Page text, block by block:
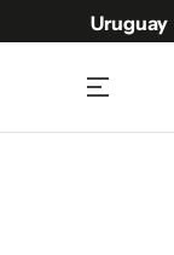
Uruguay